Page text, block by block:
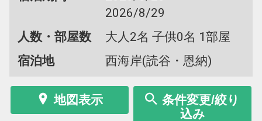
2026/8/29
人数・部屋数
大人2名 子供0名 1部屋
宿泊地
西海岸(読谷・恩納)
地図表示
条件変更/絞り
込み